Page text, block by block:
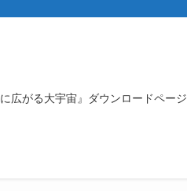
広がる大宇宙』ダウンロードページ